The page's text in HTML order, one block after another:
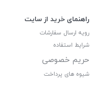
راهنمای خرید از سایت
رویه ارسال سفارشات
شرایط استفاده
حریم خصوصی
شیوه های پرداخت